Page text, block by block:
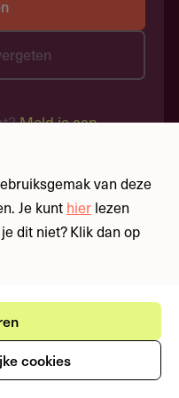
Meld je aan
van deze
Je kunt hier lezen
dit niet? Klik dan op
cookies